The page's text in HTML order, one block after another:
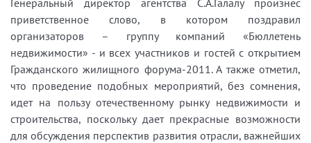
Генеральный директор агентства С.А.Галалу произнес
приветственное слово, в котором поздравил
организаторов – группу компаний «Бюллетень
недвижимости» - и всех участников и гостей с открытием
Гражданского жилищного форума-2011. А также отметил,
что проведение подобных мероприятий, без сомнения,
идет на пользу отечественному рынку недвижимости и
строительства, поскольку дает прекрасные возможности
для обсуждения перспектив развития отрасли, важнейших